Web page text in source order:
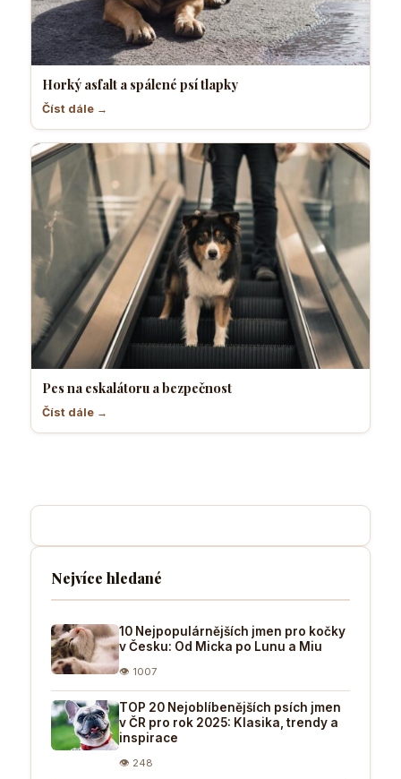
Horký asfalt a spálené psí tlapky
Číst dále →
Pes na eskalátoru a bezpečnost
Číst dále →
Nejvíce hledané
10 Nejpopulárnějších jmen pro kočky
v Česku: Od Micka po Lunu a Miu
👁 1007
TOP 20 Nejoblíbenějších psích jmen
v ČR pro rok 2025: Klasika, trendy a
inspirace
👁 248